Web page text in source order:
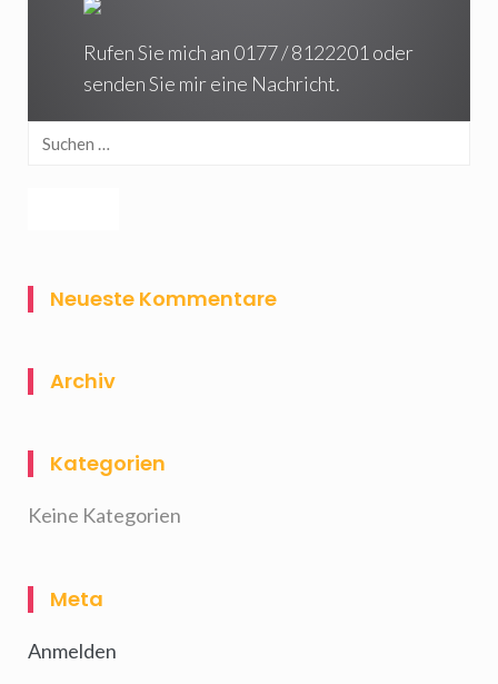
Rufen Sie mich an 0177 / 8122201 oder
senden Sie mireine Nachricht.
Suchen
Neueste Kommentare
Archiv
Kategorien
Keine Kategorien
Meta
Anmelden